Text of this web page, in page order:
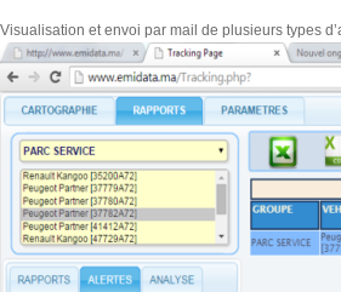
Visualisation et envoi par mail de plusieurs types